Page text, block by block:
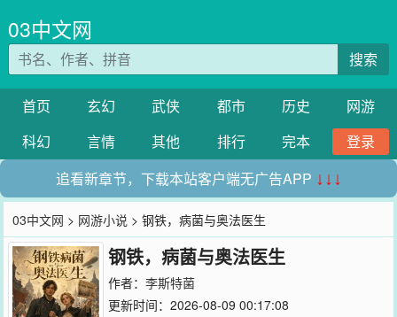
03中文网
搜索
首页 玄幻 武侠 都市 历史
网游
科幻
言情 其他 排行 完本
登录
追看新章节，下载本站客户端无广告APP ↓↓↓
03中文网 > 网游小说 > 钢铁，病菌与奥法医生
钢铁，病菌与奥法医生
作者： 李斯特菌
更新时间：2026-08-09 00:17:08